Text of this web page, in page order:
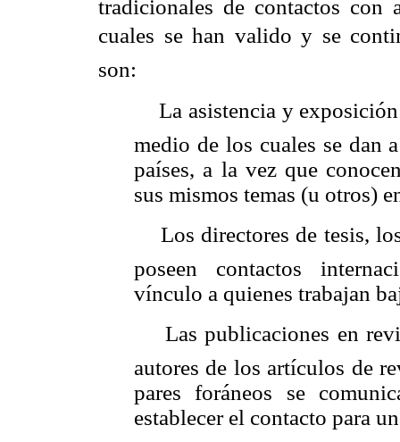
tradicionales de contactos con
cuales se han valido y se
son:
La asistencia y
medio de los cuales se dan
países, a la vez que
sus mismos temas (u otros)
Los directores de tesis,
poseen contactos
vínculo a quienes trabajan
Las publicaciones en
autores de los artículos de
pares foráneos se
establecer el contacto para